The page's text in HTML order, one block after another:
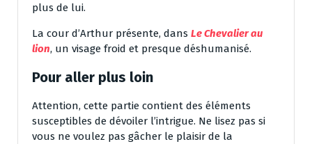
plus de lui.
La cour d’Arthur présente, dans Le Chevalier au
lion, un visage froid et presque déshumanisé.
Pour aller plus loin
Attention, cette partie contient des éléments
susceptibles de dévoiler l’intrigue. Ne lisez pas si
vous ne voulez pas gâcher le plaisir de la